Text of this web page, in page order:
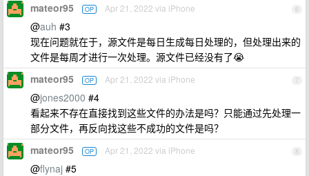
6
mateor95 OP Apr 21, 2022 via iPhone
@auh #3
现在问题就在于，源文件是每日生成每日处理的，但处理出来的
文件是每周才进行一次处理。源文件已经没有了😭
7
mateor95 OP Apr 21, 2022 via iPhone
@jones2000 #4
看起来不存在直接找到这些文件的办法是吗？只能通过先处理一
部分文件，再反向找这些不成功的文件是吗？
8
mateor95 OP Apr 21, 2022 via iPhone
@flynaj #5